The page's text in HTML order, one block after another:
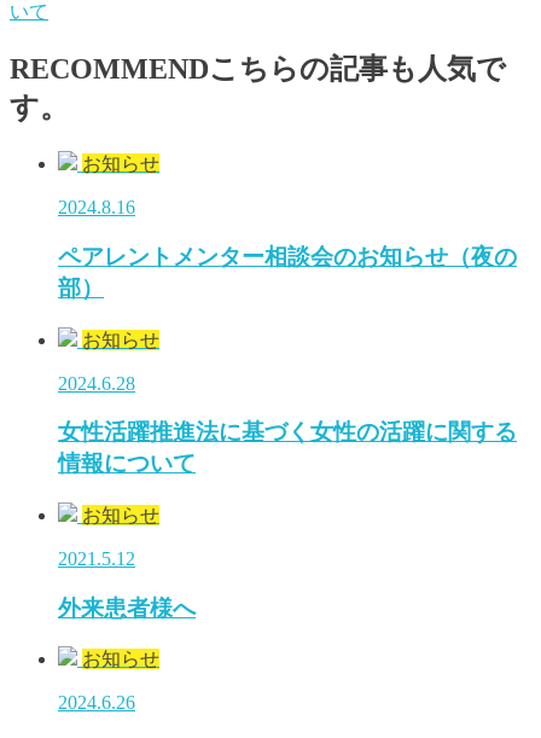
いて
RECOMMENDこちらの記事も人気で
す。
お知らせ
2024.8.16
ペアレントメンター相談会のお知らせ（夜の
部）
お知らせ
2024.6.28
女性活躍推進法に基づく女性の活躍に関する
情報について
お知らせ
2021.5.12
外来患者様へ
お知らせ
2024.6.26